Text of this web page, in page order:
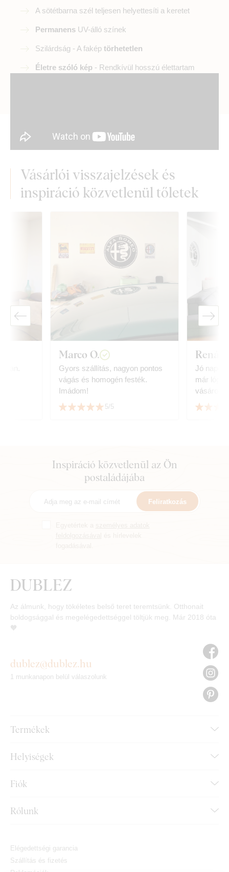
A sötétbarna szél teljesen helyettesíti a keretet
Permanens UV-álló színek
Szilárdság - A fakép törhetetlen
Életre szóló kép - Rendkívül hosszú élettartam
Vásárlói visszajelzések és
inspiráció közvetlenül tőletek
Marco O.
Gyors szállítás, nagyon pontos
vágás és homogén festék.
Imádom!
5/5
Jó napot,
már lóg 😀.
vásárolt
Inspiráció közvetlenül az Ön
postaládájába
Feliratkozás
Az álmunk, hogy tökéletes belső teret teremtsünk. Otthonait
boldogsággal és megelégedettséggel töltjük meg. Már 2018 óta
🧡
Termékek
Helyiségek
Fiók
Rólunk
dublez@dublez.hu
1 munkanapon belül válaszolunk
Elégedettségi garancia
Szállítás és fizetés